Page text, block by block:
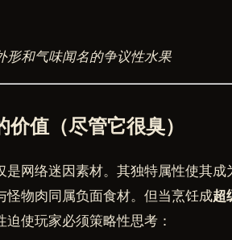
形和气味闻名的争议性水果
价值（尽管它很臭）
是网络迷因素材。其独特属性使其
怪物肉同属负面食材。但当烹饪成超
迫使玩家必须策略性思考：